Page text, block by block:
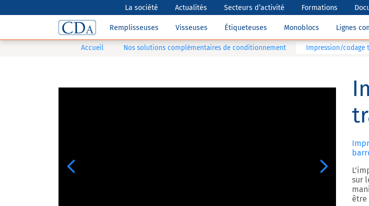
La société Actualités Secteurs d’activité Formations
Remplisseuses Visseuses Étiqueteuses Monoblocs Lignes
Accueil Nos solutions complémentaires de conditionnement Impression/codage
Previous Next
sur
être